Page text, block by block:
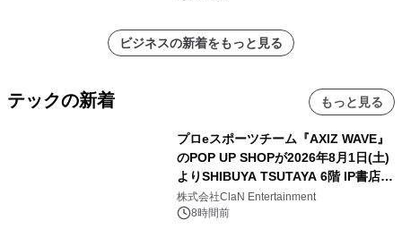
ビジネスの新着をもっと見る
テックの新着 もっと見る
プロeスポーツチーム『AXIZ WAVE』
のPOP UP SHOPが2026年8月1日(土)
よりSHIBUYA TSUTAYA 6階 IP書店で
開催決定！！
株式会社ClaN Entertainment
8時間前